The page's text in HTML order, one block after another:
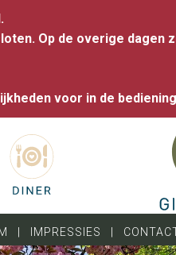
Op de overige dagen
voor in de bediening
IMPRESSIES